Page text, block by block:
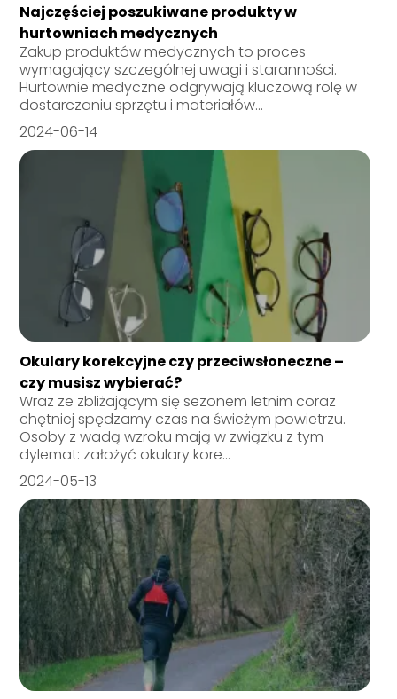
Najczęściej poszukiwane produkty w
hurtowniach medycznych
Zakup produktów medycznych to proces
wymagający szczególnej uwagi i staranności.
Hurtownie medyczne odgrywają kluczową rolę w
dostarczaniu sprzętu i materiałów...
2024-06-14
Okulary korekcyjne czy przeciwsłoneczne –
czy musisz wybierać?
Wraz ze zbliżającym się sezonem letnim coraz
chętniej spędzamy czas na świeżym powietrzu.
Osoby z wadą wzroku mają w związku z tym
dylemat: założyć okulary kore...
2024-05-13